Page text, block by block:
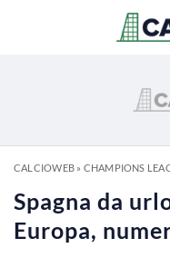
CALCIOWEB» CHAMPIONS
Spagna da
Europa,